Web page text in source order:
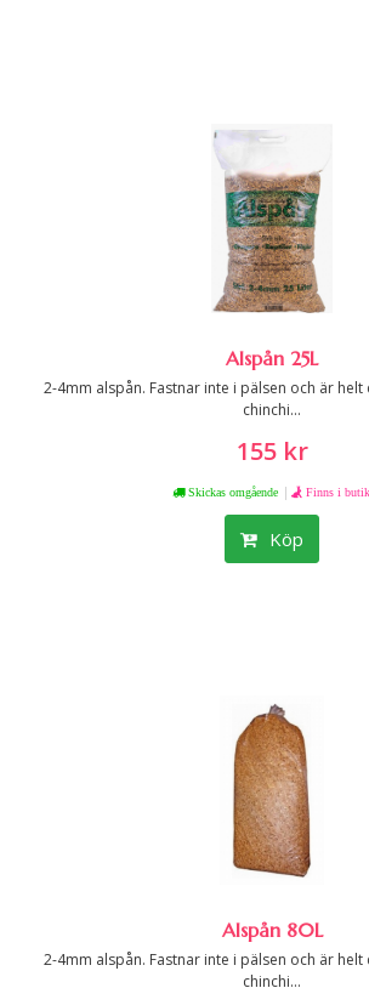
Alspån 25L
2-4mm alspån. Fastnar inte i pälsen och är
chinchi...
155 kr
Skickas omgående | Finns i butik
Köp
Alspån 80L
2-4mm alspån. Fastnar inte i pälsen och är
chinchi...